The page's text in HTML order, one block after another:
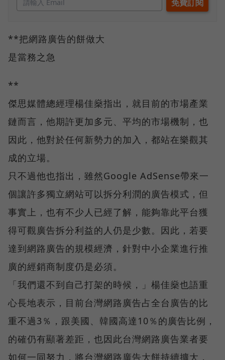
**把網路廣告的餅做大
是當務之急
**
傑思媒體總經理楊佳燊指出，就目前的市場產業
鏈而言，他期許更加多元、平均的市場機制，也
因此，他對於任何新勢力的加入，都站在樂觀其
成的立場。
只不過他也指出，雖然Google AdSense帶來一
個讓許多獨立網站可以拆分利潤的廣告模式，但
事實上，也有不少人已經了解，能夠靠此平台獲
得可觀廣告拆分利益的人仍是少數。因此，若要
達到網路廣告的規模經濟，針對中小企業進行推
廣的經銷商制度仍是必須。
「我們還不到自己打架的時候，」楊佳燊也語重
心長地表示，目前台灣網路廣告占全台廣告的比
重不過3％，跟美國、韓國高達10％的廣告比例，
的確仍有顯著差距，也因此台灣網路廣告業者要
如何一同努力，將台灣網路廣告大餅持續擴大，